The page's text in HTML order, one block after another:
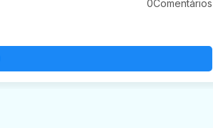
0Comentários